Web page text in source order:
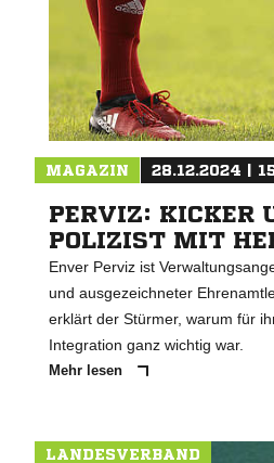
MAGAZIN 28.12.2024 |
PERVIZ: KICKER
POLIZIST MIT
Enver Perviz ist
und ausgezeichneter
erklärt der Stürmer, warum für
Integration ganz wichtig war.
Mehr lesen
LANDESVERBAND